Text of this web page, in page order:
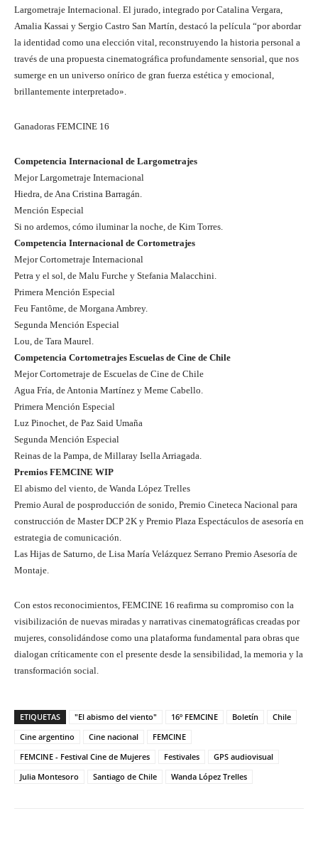
Largometraje Internacional. El jurado, integrado por Catalina Vergara,
Amalia Kassai y Sergio Castro San Martín, destacó la película “por abordar
la identidad como una elección vital, reconstruyendo la historia personal a
través de una propuesta cinematográfica profundamente sensorial, que nos
sumerge en un universo onírico de gran fuerza estética y emocional,
brillantemente interpretado».
Ganadoras FEMCINE 16
Competencia Internacional de Largometrajes
Mejor Largometraje Internacional
Hiedra, de Ana Cristina Barragán.
Mención Especial
Si no ardemos, cómo iluminar la noche, de Kim Torres.
Competencia Internacional de Cortometrajes
Mejor Cortometraje Internacional
Petra y el sol, de Malu Furche y Stefania Malacchini.
Primera Mención Especial
Feu Fantôme, de Morgana Ambrey.
Segunda Mención Especial
Lou, de Tara Maurel.
Competencia Cortometrajes Escuelas de Cine de Chile
Mejor Cortometraje de Escuelas de Cine de Chile
Agua Fría, de Antonia Martínez y Meme Cabello.
Primera Mención Especial
Luz Pinochet, de Paz Said Umaña
Segunda Mención Especial
Reinas de la Pampa, de Millaray Isella Arriagada.
Premios FEMCINE WIP
El abismo del viento, de Wanda López Trelles
Premio Aural de posproducción de sonido, Premio Cineteca Nacional para
construcción de Master DCP 2K y Premio Plaza Espectáculos de asesoría en
estrategia de comunicación.
Las Hijas de Saturno, de Lisa María Velázquez Serrano Premio Asesoría de
Montaje.
Con estos reconocimientos, FEMCINE 16 reafirma su compromiso con la
visibilización de nuevas miradas y narrativas cinematográficas creadas por
mujeres, consolidándose como una plataforma fundamental para obras que
dialogan críticamente con el presente desde la sensibilidad, la memoria y la
transformación social.
ETIQUETAS "El abismo del viento" 16º FEMCINE Boletín
Chile
Cine argentino
Cine nacional
FEMCINE
FEMCINE - Festival Cine de Mujeres
Festivales
GPS audiovisual
Julia Montesoro
Santiago de Chile Wanda López Trelles